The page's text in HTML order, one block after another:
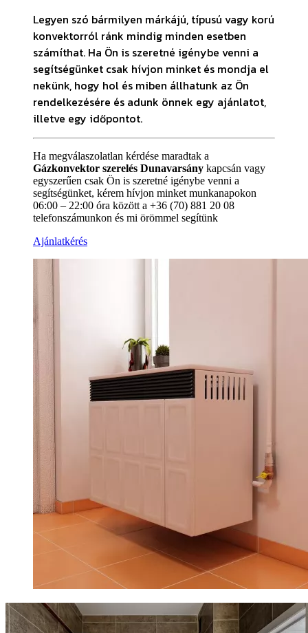
Legyen szó bármilyen márkájú, típusú vagy korú
konvektorról ránk mindig minden esetben
számíthat. Ha Ön is szeretné igénybe venni a
segítségünket csak hívjon minket és mondja el
nekünk, hogy hol és miben állhatunk az Ön
rendelkezésére és adunk önnek egy ajánlatot,
illetve egy időpontot.
Ha megválaszolatlan kérdése maradtak a
Gázkonvektor szerelés Dunavarsány kapcsán vagy
egyszerűen csak Ön is szeretné igénybe venni a
segítségünket, kérem hívjon minket munkanapokon
06:00 – 22:00 óra között a +36 (70) 881 20 08
telefonszámunkon és mi örömmel segítünk
Ajánlatkérés